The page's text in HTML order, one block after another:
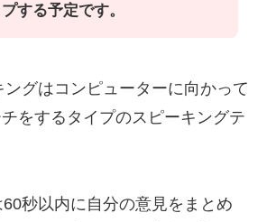
する予定です。
グはコンピューターに向かって
をするタイプのスピーキングテ
秒以内に自分の意見をまとめ